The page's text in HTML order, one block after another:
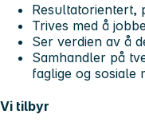
Resultatorientert,
Trives med å
Ser verdien av å
Samhandler på
faglige og sosiale
Vi tilbyr